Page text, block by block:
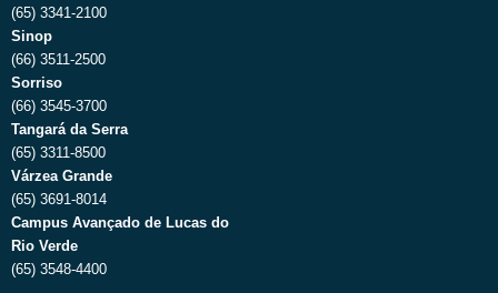
(65) 3341-2100
Sinop
(66) 3511-2500
Sorriso
(66) 3545-3700
Tangará da Serra
(65) 3311-8500
Várzea Grande
(65) 3691-8014
Campus Avançado de Lucas do
Rio Verde
(65) 3548-4400